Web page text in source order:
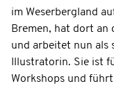
im Weserbergland
Bremen, hat dort an
und arbeitet nun als
Illustratorin. Sie ist
Workshops und